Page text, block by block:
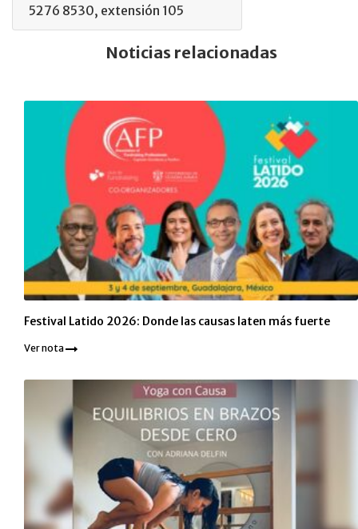
5276 8530, extensión 105
Noticias relacionadas
Festival Latido 2026: Donde las causas laten más fuerte
Ver nota